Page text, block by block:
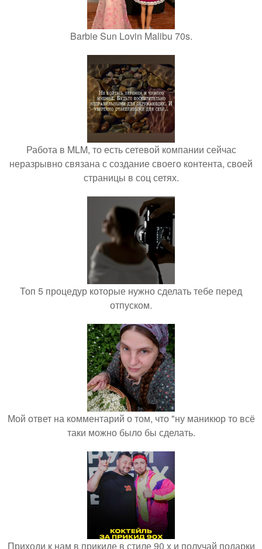
Barbie Sun Lovin Malibu 70s.
Работа в MLM, то есть сетевой компании сейчас
неразрывно связана с создание своего контента, своей
страницы в соц сетях.
Топ 5 процедур которые нужно сделать тебе перед
отпуском.
Мой ответ на комментарий о том, что "ну маникюр то всё
таки можно было бы сделать.
Приходи к нам в прикиде в стиле 90 х и получай подарки